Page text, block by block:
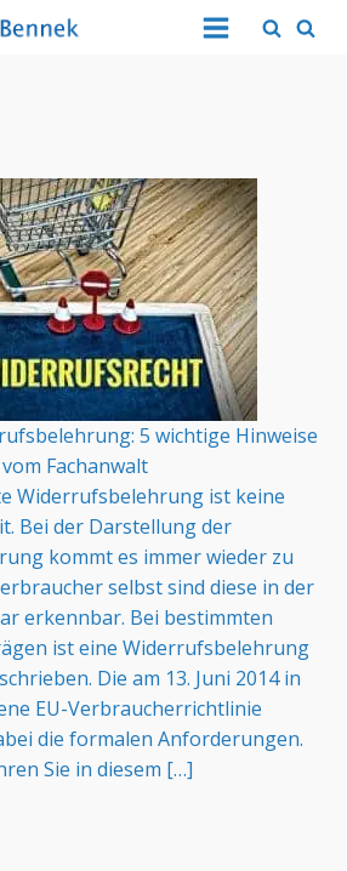
5 wichtige Hinweise
vom Fachanwalt
Widerrufsbelehrung ist keine
Bei der Darstellung der
kommt es immer wieder zu
selbst sind diese in der
erkennbar. ​Bei bestimmten
ist eine Widerrufsbelehrung
Die am 13. Juni 2014 in
EU-Verbraucherrichtlinie
die formalen Anforderungen.
Sie in diesem […]